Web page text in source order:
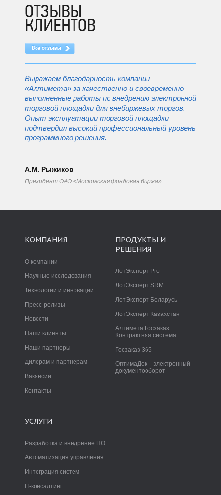
ОТЗЫВЫ
КЛИЕНТОВ
Выражаем благодарность компании
«Алтимета» за качественно и своевременно
выполненные работы по внедрению электронной
торговой площадки для внебиржевых торгов.
Опыт эксплуатации торговой площадки
подтвердил высокий профессиональный уровень
программного решения.
А.М. Рыжиков
Президент ОАО «Московская фондовая биржа»
КОМПАНИЯ
О компании
Научные исследования
Технологии и инновации
Пресс-релизы
Новости
Наши клиенты
Наши партнеры
Дилерам и партнёрам
Вакансии
Контакты
ПРОДУКТЫ И
РЕШЕНИЯ
ЛотЭксперт Pro
ЛотЭксперт SRM
ЛотЭксперт Беларусь
ЛотЭксперт Казахстан
Алтимета Госзаказ:
Контрактная система
Госзаказ 365
ОптимаДок – электронный
документооборот
УСЛУГИ
Разработка и внедрение ПО
Автоматизация управления
Интеграция систем
IT-консалтинг